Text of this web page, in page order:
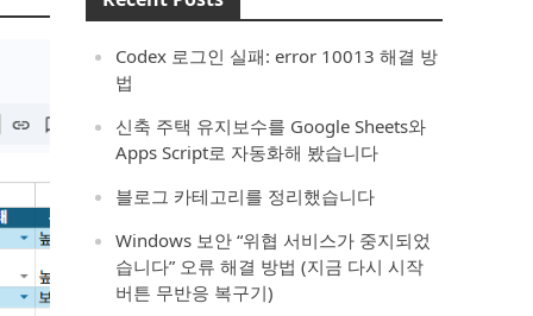
Codex 로그인 실패: error 10013 해결 방
법
신축 주택 유지보수를 Google Sheets와
Apps Script로 자동화해 봤습니다
블로그 카테고리를 정리했습니다
Windows 보안 “위협 서비스가 중지되었
습니다” 오류 해결 방법 (지금 다시 시작
버튼 무반응 복구기)